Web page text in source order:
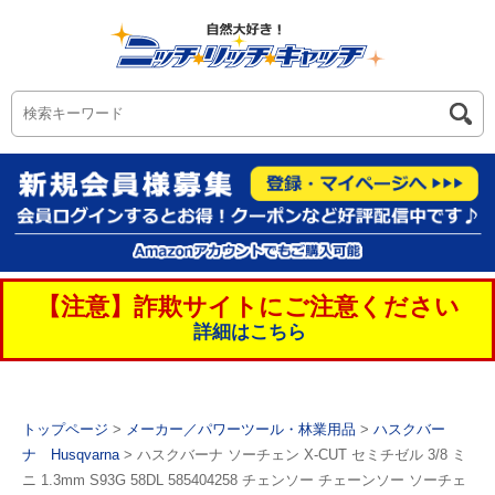
【注意】詐欺サイトにご注意ください
詳細はこちら
トップページ > メーカー／パワーツール・林業用品 > ハスクバー
ナ Husqvarna> ハスクバーナ ソーチェン X-CUT セミチゼル 3/8 ミ
ニ 1.3mm S93G 58DL 585404258 チェンソー チェーンソー ソーチェ